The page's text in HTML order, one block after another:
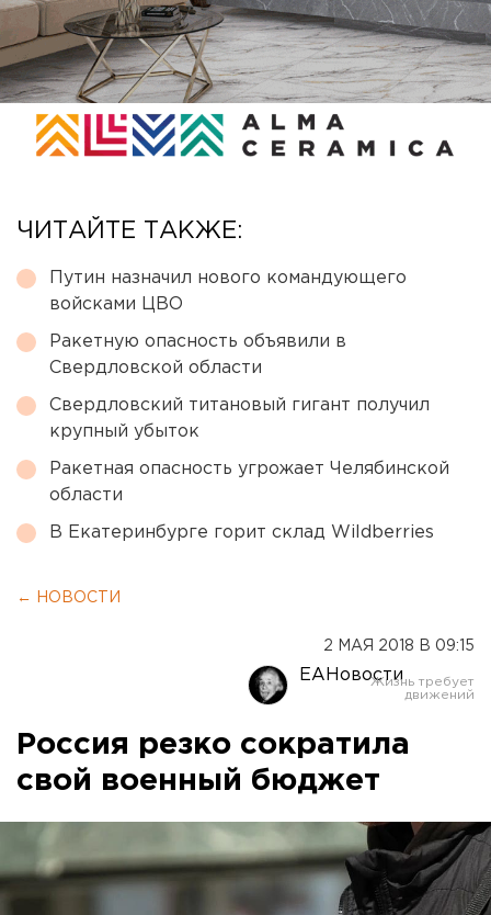
ЧИТАЙТЕ ТАКЖЕ:
Путин назначил нового командующего
войсками ЦВО
Ракетную опасность объявили в
Свердловской области
Свердловский титановый гигант получил
крупный убыток
Ракетная опасность угрожает Челябинской
области
В Екатеринбурге горит склад Wildberries
← НОВОСТИ
2 МАЯ 2018 В 09:15
ЕАНовости
Россия резко сократила
свой военный бюджет